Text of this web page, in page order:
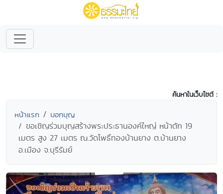
ค้นหาในเว็บไซต์ :
หน้าแรก บอกบุญ
ขอเชิญร่วมบุญสร้างพระประธานองค์ใหญ่ หน้าตัก 19
เมตร สูง 27 เมตร ณ.วัดโพธิ์ทองบ้านยาง ต.บ้านยาง
อ.เมือง จ.บุรีรัมย์